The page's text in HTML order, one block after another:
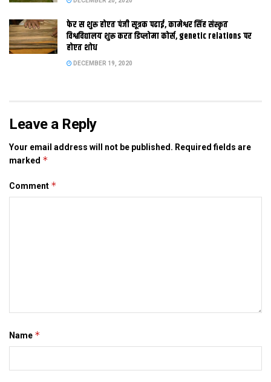
Tags: bihar government
फेर स शुरू होएत पंजी सूत्रक पढाई, कामेश्वर सिंह संस्कृत
विश्वविद्यालय शुरू करत डिप्लोमा कोर्स, genetic relations पर
होएत शोध
DECEMBER 19, 2020
Leave a Reply
Your email address will not be published. Required fields are
marked *
Comment *
Name *